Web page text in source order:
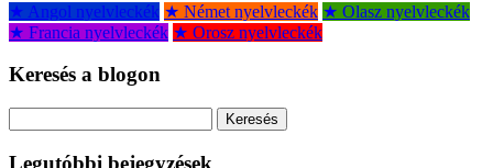
★ Angol nyelvleckék ★ Német nyelvleckék ★ Olasz nyelvleckék
★ Francia nyelvleckék ★ Orosz nyelvleckék
Keresés a blogon
Legutóbbi bejegyzések